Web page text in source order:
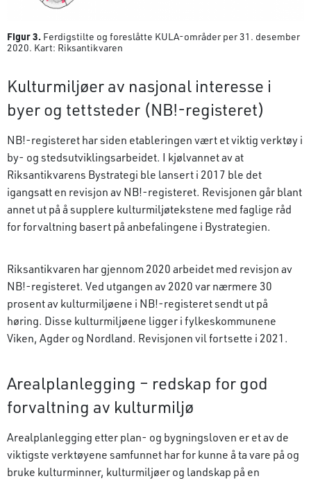
Figur 3. Ferdigstilte og foreslåtte KULA-områder per 31. desember
2020. Kart: Riksantikvaren
Kulturmiljøer av nasjonal interesse i
byer og tettsteder (NB!-registeret)
NB!-registeret har siden etableringen vært et viktig verktøy i
by- og stedsutviklingsarbeidet. I kjølvannet av at
Riksantikvarens Bystrategi ble lansert i 2017 ble det
igangsatt en revisjon av NB!-registeret. Revisjonen går blant
annet ut på å supplere kulturmiljøtekstene med faglige råd
for forvaltning basert på anbefalingene i Bystrategien.
Riksantikvaren har gjennom 2020 arbeidet med revisjon av
NB!-registeret. Ved utgangen av 2020 var nærmere 30
prosent av kulturmiljøene i NB!-registeret sendt ut på
høring. Disse kulturmiljøene ligger i fylkeskommunene
Viken, Agder og Nordland. Revisjonen vil fortsette i 2021.
Arealplanlegging – redskap for god
forvaltning av kulturmiljø
Arealplanlegging etter plan- og bygningsloven er et av de
viktigste verktøyene samfunnet har for kunne å ta vare på og
bruke kulturminner, kulturmiljøer og landskap på en